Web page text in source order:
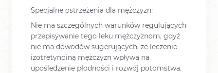
Specjalne ostrzeżenia dla mężczyzn:
Nie ma szczególnych warunków regulujących
przepisywanie tego leku mężczyznom, gdyż
nie ma dowodów sugerujących, że leczenie
izotretynoiną mężczyzn wpływa na
upośledzenie płodności i rozwój potomstwa.